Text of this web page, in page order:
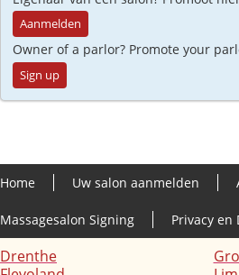
Aanmelden
Owner of a parlor? Promote your
Sign up
Home Uw salon aanmelden
Massagesalon Signing Privacy en
Drenthe